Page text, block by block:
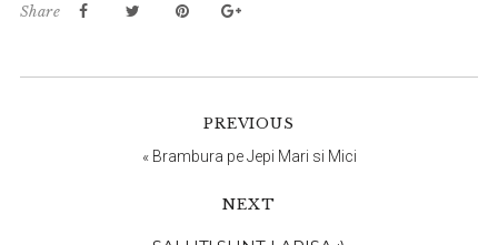
Share
PREVIOUS
« Brambura pe Jepi Mari si Mici
NEXT